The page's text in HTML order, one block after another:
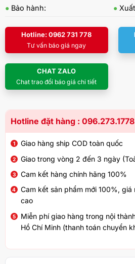
● Bảo hành: ●
Hotline: 0962 731 778
Tư vấn báo giá ngay
CHAT ZALO
Chat trao đổi báo giá chi tiết
Hotline đặt hàng : 096.273.1778
Giao hàng ship COD toàn quốc
Giao trong vòng 2 đến 3 ngày
Cam kết hàng chính hãng 100%
Cam kết sản phẩm mới 100%,
cao
Miễn phí giao hàng trong nội
Hồ Chí Minh (thanh toán chuyển